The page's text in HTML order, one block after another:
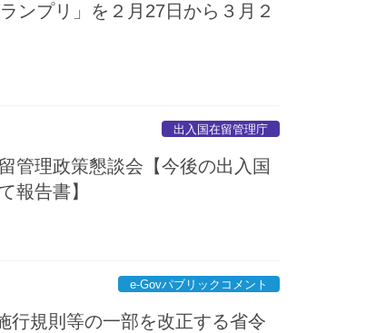
ンプリ」を２月27日から３月２
出入国在留管理庁
管理政策懇談会【今後の出入国
報告書】
e-Govパブリックコメント
行規則等の一部を改正する省令